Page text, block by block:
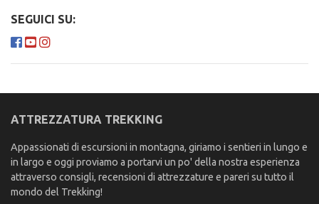
SEGUICI SU:
ATTREZZATURA TREKKING
Appassionati di escursioni in montagna, giriamo i sentieri in lungo e
in largo e oggi proviamo a portarvi un po' della nostra esperienza
attraverso consigli, recensioni di attrezzature e pareri su tutto il
mondo del Trekking!